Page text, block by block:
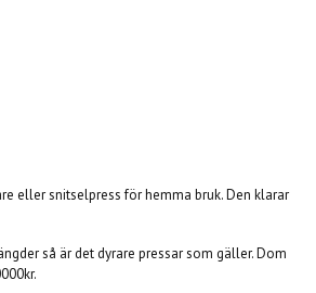
eller snitselpress för hemma bruk. Den klarar
så är det dyrare pressar som gäller. Dom